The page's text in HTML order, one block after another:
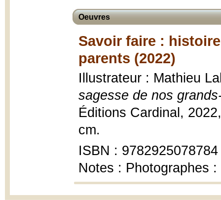
Oeuvres
Savoir faire :
parents (2022)
Illustrateur : Mathieu
sagesse de nos
Éditions Cardinal,
cm.
ISBN : 9782925078784
Notes : Photographes